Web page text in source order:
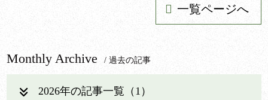
一覧ページへ
Monthly Archive / 過去の記事
2026年の記事一覧（1）